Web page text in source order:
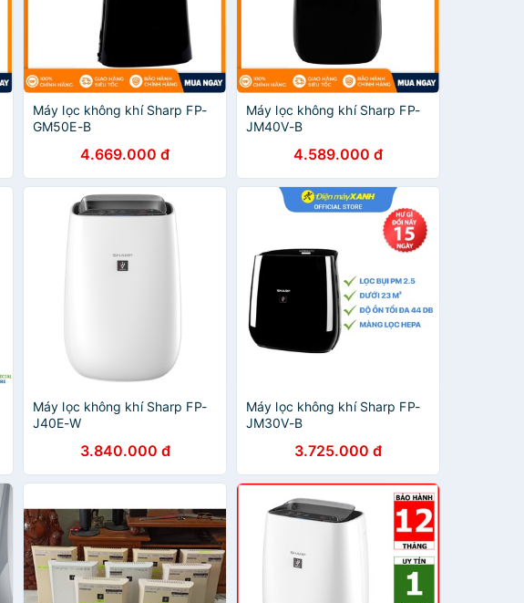
Máy lọc không khí Sharp FP-
GM50E-B
4.669.000 đ
Máy lọc không khí Sharp FP-
JM40V-B
4.589.000 đ
Máy lọc không khí Sharp FP-
J40E-W
3.840.000 đ
Máy lọc không khí Sharp FP-
JM30V-B
3.725.000 đ